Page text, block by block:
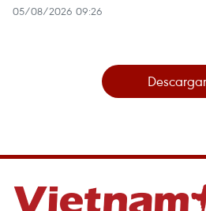
05/08/2026 09:26
Descargar